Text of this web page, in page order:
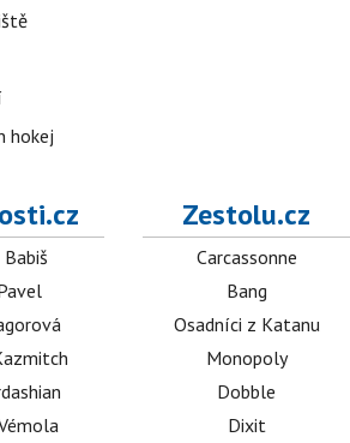
hokej
Zestolu.cz
Carcassonne
Bang
Osadníci z Katanu
Monopoly
Dobble
Dixit